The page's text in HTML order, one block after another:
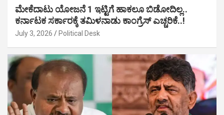
ಮೇಕೆದಾಟು ಯೋಜನೆ 1 ಇಟ್ಟಿಗೆ ಹಾಕಲೂ ಬಿಡೋದಿಲ್ಲ..
ಕರ್ನಾಟಕ ಸರ್ಕಾರಕ್ಕೆ ತಮಿಳನಾಡು ಕಾಂಗ್ರೆಸ್ ಎಚ್ಚರಿಕೆ..!
July 3, 2026 Political Desk